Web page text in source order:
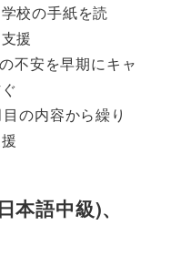
校の手紙を読
援
不安を早期にキャ
の内容から繰り
日本語中級)、